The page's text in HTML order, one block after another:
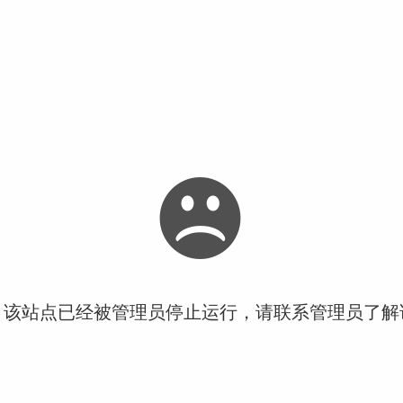
站点已经被管理员停止运行，请联系管理员了